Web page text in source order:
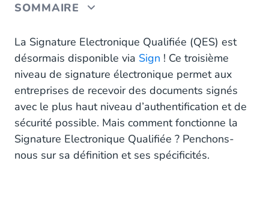
SOMMAIRE
Qu’est-ce que la Signature Electronique Qualifiée ?
La Signature Electronique Standard
La Signature Electronique Avancée
La Signature Electronique Qualifiée
Signature Electronique Qualifiée via Sign :
Comment ça Marche ?
La Signature Electronique Qualifiée (QES) est
désormais disponible via Sign ! Ce troisième
niveau de signature électronique permet aux
entreprises de recevoir des documents signés
avec le plus haut niveau d’authentification et de
sécurité possible. Mais comment fonctionne la
Signature Electronique Qualifiée ? Penchons-
nous sur sa définition et ses spécificités.